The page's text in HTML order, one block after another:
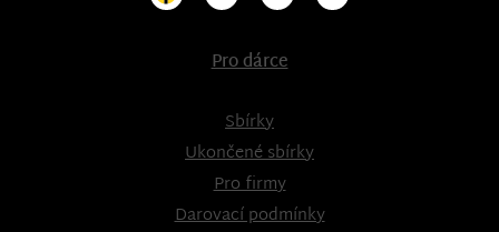
Pro dárce
Sbírky
Ukončené sbírky
Pro firmy
Darovací podmínky